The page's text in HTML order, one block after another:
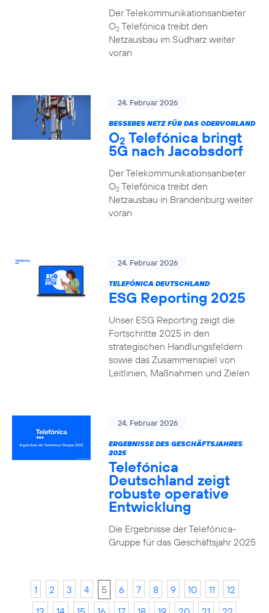
Der Telekommunikationsanbieter
O2Telefónica treibt den
Netzausbau im Südharz weiter
voran
24. Februar 2026
BESSERES NETZ FÜR DAS ODERVORLAND
O2 Telefónica bringt
5G nach Jacobsdorf
Der Telekommunikationsanbieter
O2Telefónica treibt den
Netzausbau in Brandenburg weiter
voran
24. Februar 2026
TELEFÓNICA DEUTSCHLAND
ESG Reporting 2025
Unser ESG Reporting zeigt die
Fortschritte 2025 in den
strategischen Handlungsfeldern
sowie das Zusammenspiel von
Leitlinien, Maßnahmen und Zielen
24. Februar 2026
ERGEBNISSE DES GESCHÄFTSJAHRES
2025
Telefónica
Deutschland zeigt
robuste operative
Entwicklung
Die Ergebnisse der Telefónica-
Gruppe für das Geschäftsjahr 2025
1 2 3 4 5 6 7 8 9 10 11
12